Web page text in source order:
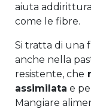
aiuta
come le fibre.
Si tratta di una
anche nella
resistente, che
assimilata e
Mangiare